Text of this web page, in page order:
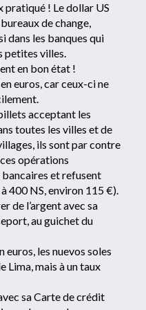
pratiqué ! Le dollar US
de change,
dans les banques qui
petites villes.
en bon état !
euros, car ceux-ci ne
acceptant les
toutes les villes et de
ils sont par contre
opérations
et refusent
400 NS, environ 115 €).
de l’argent avec sa
au guichet du
euros, les nuevos soles
Lima, mais à un taux
sa Carte de crédit